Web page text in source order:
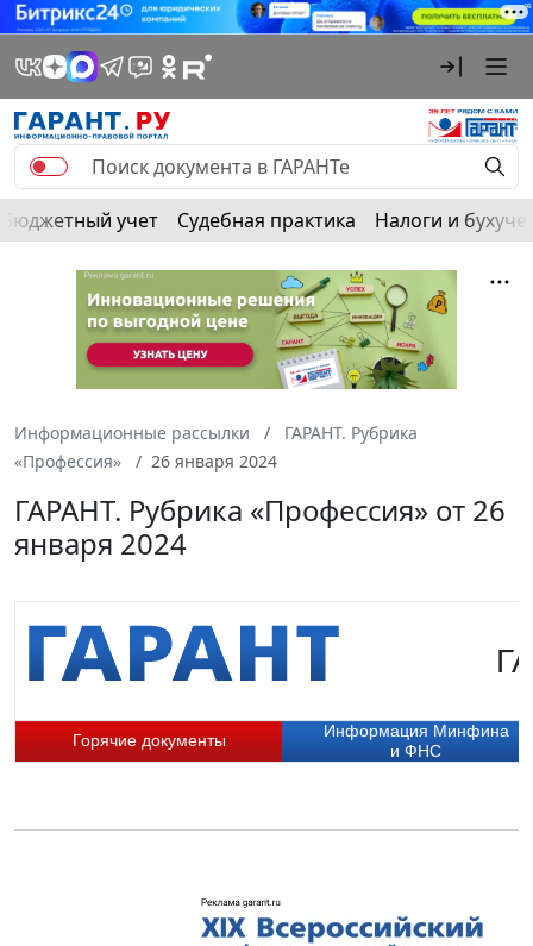
Бюджетный учет Судебная практика Налоги и
Информационные рассылки
ГАРАНТ. Рубрика
«Профессия»
26 января 2024
ГАРАНТ. Рубрика «Профессия» от 26
января 2024
Горячие документы
Информация Минфина
и ФНС